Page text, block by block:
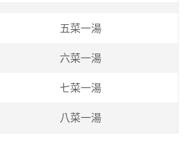
五菜一湯
六菜一湯
七菜一湯
八菜一湯